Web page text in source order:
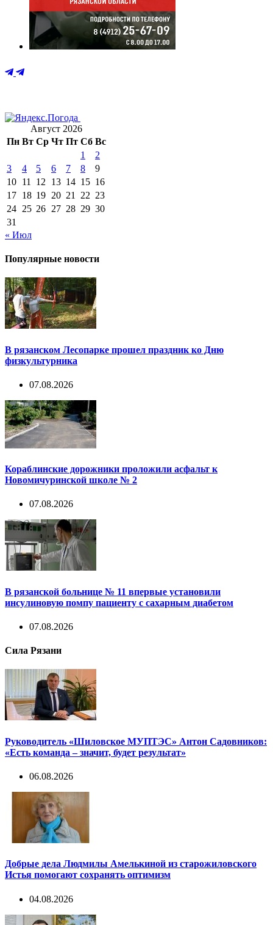
Август 2026
Пн Вт Ср Чт Пт Сб Вс
1
2
3
4 5 6 7 8
9
10 11 12 13 14 15 16
17 18 19 20 21 22 23
24 25 26 27 28 29 30
31
« Июл
Популярные новости
В рязанском Лесопарке прошел праздник ко Дню
физкультурника
07.08.2026
Кораблинские дорожники проложили асфальт к
Новомичуринской школе № 2
07.08.2026
В рязанской больнице № 11 впервые установили
инсулиновую помпу пациенту с сахарным диабетом
07.08.2026
Сила Рязани
Руководитель «Шиловское МУПТЭС» Антон Садовников:
«Есть команда – значит, будет результат»
06.08.2026
Добрые дела Людмилы Амелькиной из старожиловского
Истья помогают сохранять оптимизм
04.08.2026